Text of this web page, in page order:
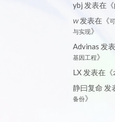
ybj 发表在《
W发表在《
与实现》
Advinas 发
基因工程》
LX 发表在《
静曰复命 发
备份》